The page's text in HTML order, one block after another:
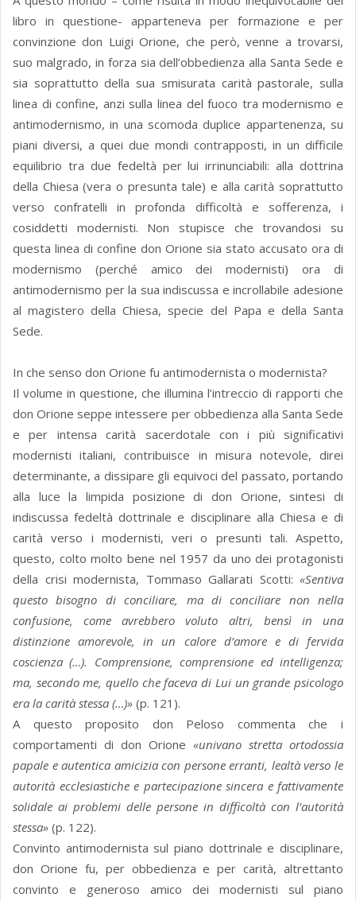
libro in questione- apparteneva per formazione e per
convinzione don Luigi Orione, che però, venne a trovarsi,
suo malgrado, in forza sia dell’obbedienza alla Santa Sede e
sia soprattutto della sua smisurata carità pastorale, sulla
linea di confine, anzi sulla linea del fuoco tra modernismo e
antimodernismo, in una scomoda duplice appartenenza, su
piani diversi, a quei due mondi contrapposti, in un difficile
equilibrio tra due fedeltà per lui irrinunciabili: alla dottrina
della Chiesa (vera o presunta tale) e alla carità soprattutto
verso confratelli in profonda difficoltà e sofferenza, i
cosiddetti modernisti. Non stupisce che trovandosi su
questa linea di confine don Orione sia stato accusato ora di
modernismo (perché amico dei modernisti) ora di
antimodernismo per la sua indiscussa e incrollabile adesione
al magistero della Chiesa, specie del Papa e della Santa
Sede.
In che senso don Orione fu antimodernista o modernista?
Il volume in questione, che illumina l’intreccio di rapporti che
don Orione seppe intessere per obbedienza alla Santa Sede
e per intensa carità sacerdotale con i più significativi
modernisti italiani, contribuisce in misura notevole, direi
determinante, a dissipare gli equivoci del passato, portando
alla luce la limpida posizione di don Orione, sintesi di
indiscussa fedeltà dottrinale e disciplinare alla Chiesa e di
carità verso i modernisti, veri o presunti tali. Aspetto,
questo, colto molto bene nel 1957 da uno dei protagonisti
della crisi modernista, Tommaso Gallarati Scotti: «Sentiva
questo bisogno di conciliare, ma di conciliare non nella
confusione, come avrebbero voluto altri, bensì in una
distinzione amorevole, in un calore d’amore e di fervida
coscienza (…). Comprensione, comprensione ed intelligenza;
ma, secondo me, quello che faceva di Lui un grande psicologo
era la carità stessa (…)» (p. 121).
A questo proposito don Peloso commenta che i
comportamenti di don Orione «univano stretta ortodossia
papale e autentica amicizia con persone erranti, lealtà verso le
autorità ecclesiastiche e partecipazione sincera e fattivamente
solidale ai problemi delle persone in difficoltà con l’autorità
stessa» (p. 122).
Convinto antimodernista sul piano dottrinale e disciplinare,
don Orione fu, per obbedienza e per carità, altrettanto
convinto e generoso amico dei modernisti sul piano